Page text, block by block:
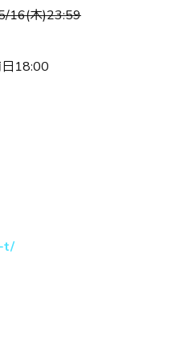
16(木)23:59
18:00
t/